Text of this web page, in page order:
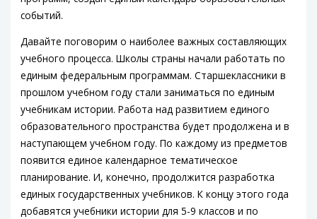
событий.
Давайте поговорим о наиболее важных составляющих
учебного процесса. Школы страны начали работать по
единым федеральным программам. Старшеклассники в
прошлом учебном году стали заниматься по единым
учебникам истории. Работа над развитием единого
образовательного пространства будет продолжена и в
наступающем учебном году. По каждому из предметов
появится единое календарное тематическое
планирование. И, конечно, продолжится разработка
единых государственных учебников. К концу этого года
добавятся учебники истории для 5-9 классов и по